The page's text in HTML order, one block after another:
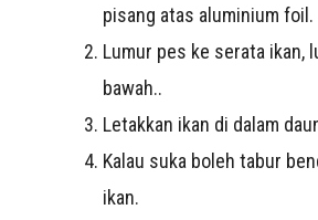
pisang atas aluminium foil.
Lumur pes ke serata ikan,
bawah..
Letakkan ikan di dalam
Kalau suka boleh tabur
ikan.